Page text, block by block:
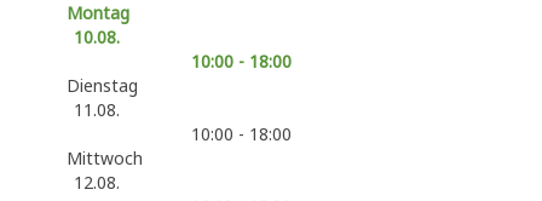
Montag
10.08.
10:00 - 18:00
Dienstag
11.08.
10:00 - 18:00
Mittwoch
12.08.